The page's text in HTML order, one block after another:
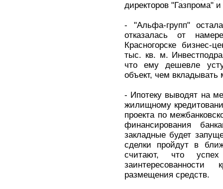
директоров "Газпрома"
- "Альфа-групп"
отказалась от
Красногорске бизнес-
тыс. кв. м.
что ему дешевле
объект, чем
- Ипотеку выводят на
жилищному
проекта по
финансирования
закладные будет
сделки пройдут в
считают, что
размещения средств.